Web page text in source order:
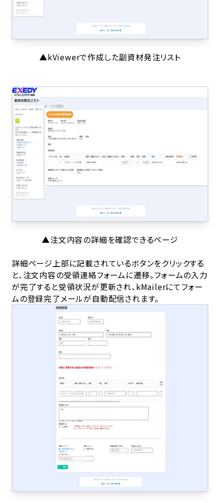
▲kViewerで作成した副資材発注リスト
▲注文内容の詳細を確認できるページ
詳細ページ上部に記載されているボタンをクリックする
と、注文内容の受領連絡フォームに遷移。フォームの入力
が完了すると受領状況が更新され、kMailerにてフォー
ムの登録完了メールが自動配信されます。